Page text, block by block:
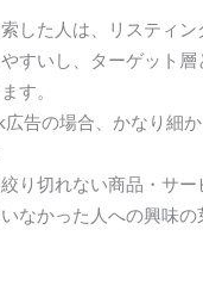
した人は、リスティン
すいし、ターゲット
す。
告の場合、かなり細
り切れない商品・サー
なかった人への興味